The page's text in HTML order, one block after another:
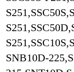
SNB10D-